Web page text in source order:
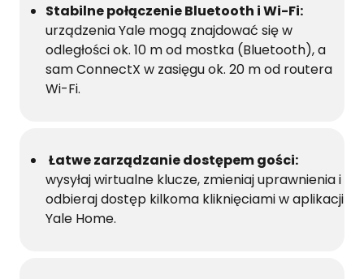
Stabilne połączenie Bluetooth i Wi-Fi:
urządzenia Yale mogą znajdować się w
odległości ok. 10 m od mostka (Bluetooth), a
sam ConnectX w zasięgu ok. 20 m od routera
Wi-Fi.
Łatwe zarządzanie dostępem gości:
wysyłaj wirtualne klucze, zmieniaj uprawnienia i
odbieraj dostęp kilkoma kliknięciami w aplikacji
Yale Home.